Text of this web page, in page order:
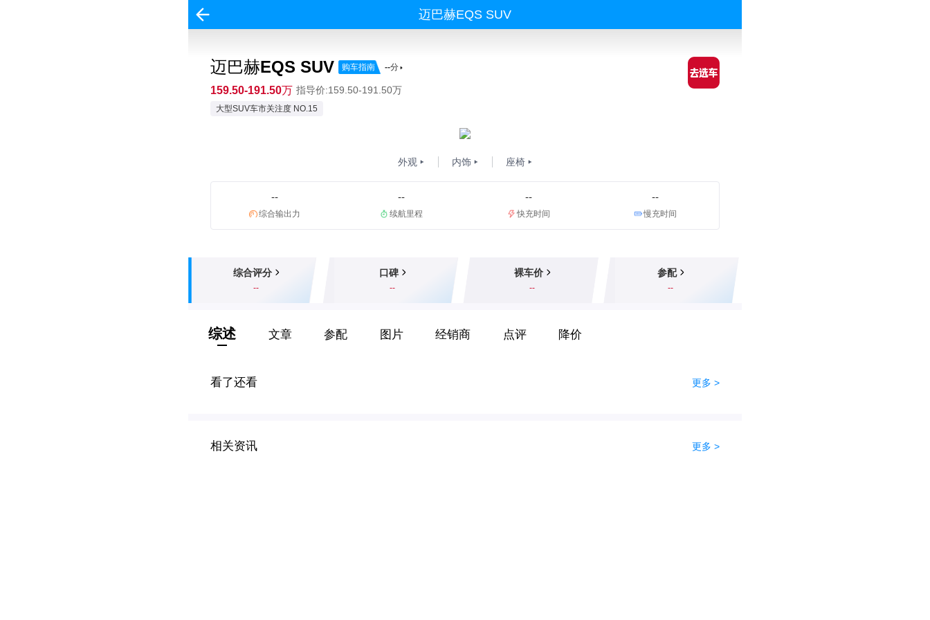
迈巴赫EQS SUV
迈巴赫EQS SUV 购车指南 --分
159.50-191.50万 指导价:159.50-191.50万
大型SUV车市关注度 NO.15
外观 内饰 座椅
--
综合输出力
--
续航里程
--
快充时间
--
慢充时间
综合评分
--
口碑
--
裸车价
--
参配
--
综述 文章 参配 图片 经销商 点评 降价
看了还看 更多 >
相关资讯 更多 >